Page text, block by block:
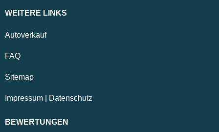
WEITERE LINKS
Autoverkauf
FAQ
Sitemap
Impressum Datenschutz
BEWERTUNGEN